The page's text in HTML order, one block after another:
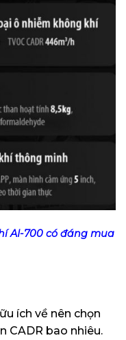
AI-700 có đáng mua
ích về nên chọn
CADR bao nhiêu.